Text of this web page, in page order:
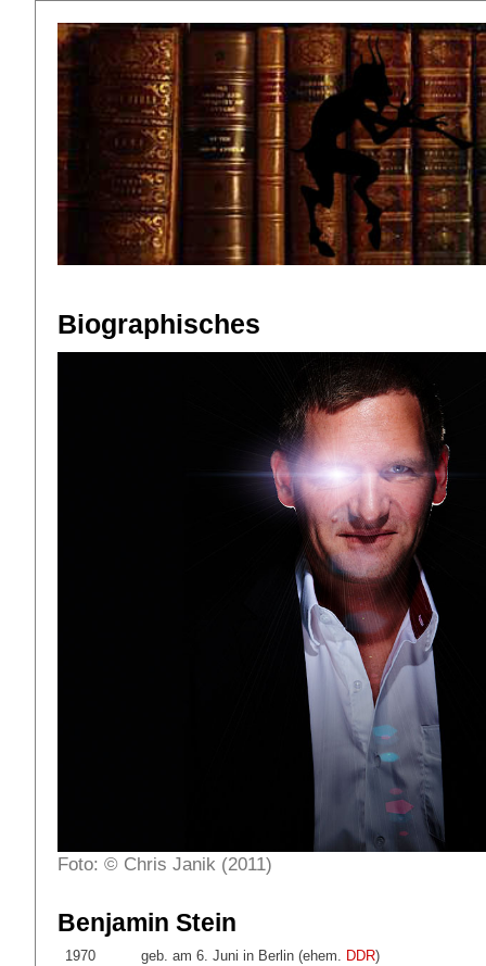
Biographisches
Foto: © Chris Janik (2011)
Benjamin Stein
1970 geb. am 6. Juni in Berlin (ehem. DDR)